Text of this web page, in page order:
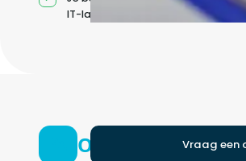
IT-landschap
Ontwikkelteam
Vraag een